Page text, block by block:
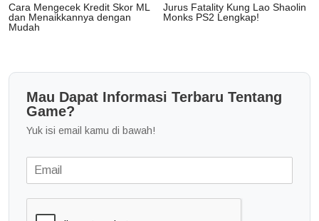
Cara Mengecek Kredit Skor ML
dan Menaikkannya dengan
Mudah
Jurus Fatality Kung Lao Shaolin
Monks PS2 Lengkap!
Mau Dapat Informasi Terbaru Tentang
Game?
Yuk isi email kamu di bawah!